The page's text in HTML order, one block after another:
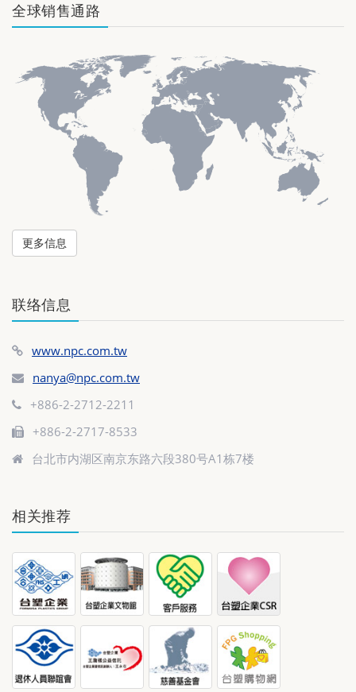
全球销售通路
更多信息
联络信息
www.npc.com.tw
nanya@npc.com.tw
+886-2-2712-2211
+886-2-2717-8533
台北市内湖区南京东路六段380号A1栋7楼
相关推荐